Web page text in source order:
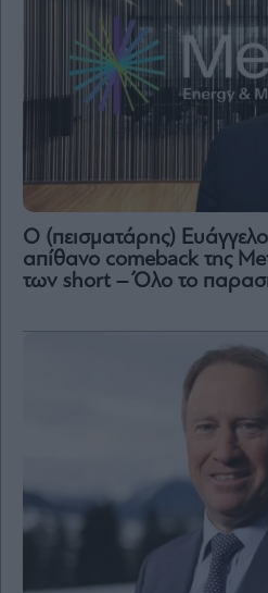
Ο (πεισματάρης)
απίθανο comeback της
των short – Όλο το